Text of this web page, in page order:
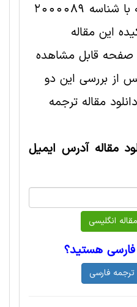
فایل انگلیسی این مقاله با شناسه 2000089
این مقاله
قابل مشاهده
از بررسی این دو
مقاله ترجمه
مقاله آدرس ایمیل
هستید؟